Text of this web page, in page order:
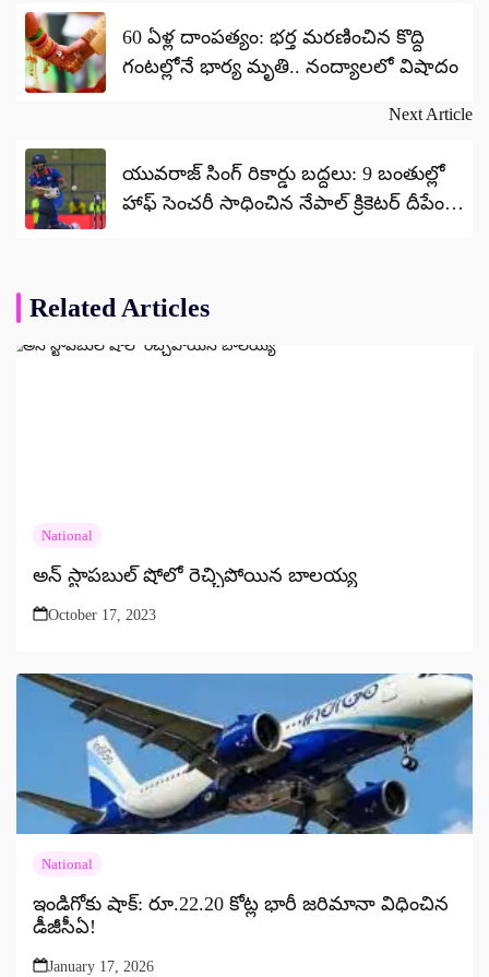
navigation
60 ఏళ్ల దాంపత్యం: భర్త మరణించిన కొద్ది
గంటల్లోనే భార్య మృతి.. నంద్యాలలో విషాదం
Next Article
యువరాజ్ సింగ్ రికార్డు బద్దలు: 9 బంతుల్లో
హాఫ్ సెంచరీ సాధించిన నేపాల్ క్రికెటర్ దీపేంద్ర
Related Articles
National
అన్ స్టాపబుల్ షోలో రెచ్చిపోయిన బాలయ్య
October 17, 2023
National
ఇండిగోకు షాక్: రూ.22.20 కోట్ల భారీ జరిమానా విధించిన
డీజీసీఏ!
January 17, 2026